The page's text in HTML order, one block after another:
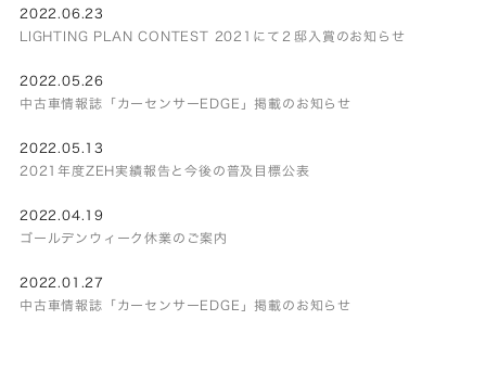
2022.06.23
LIGHTING PLAN CONTEST 2021にて２邸入賞のお知らせ
2022.05.26
中古車情報誌「カーセンサーEDGE」掲載のお知らせ
2022.05.13
2021年度ZEH実績報告と今後の普及目標公表
2022.04.19
ゴールデンウィーク休業のご案内
2022.01.27
中古車情報誌「カーセンサーEDGE」掲載のお知らせ